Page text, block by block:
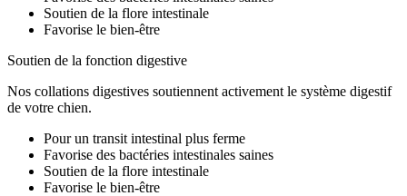
Soutien de la flore intestinale
Favorise le bien-être
Soutien de la fonction digestive
Nos collations digestives soutiennent activement le système digestif
de votre chien.
Pour un transit intestinal plus ferme
Favorise des bactéries intestinales saines
Soutien de la flore intestinale
Favorise le bien-être